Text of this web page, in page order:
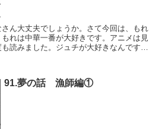
ん大丈夫でしょうか。さて今回は、もれ
れは中華一番が大好きです。アニメは見
読みました。ジュチが大好きなんです。
91.夢の話 漁師編①